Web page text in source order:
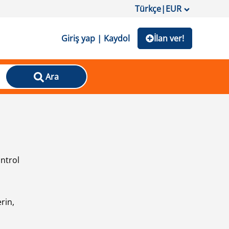
Türkçe|EUR
Giriş yap | Kaydol İlan ver!
Ara